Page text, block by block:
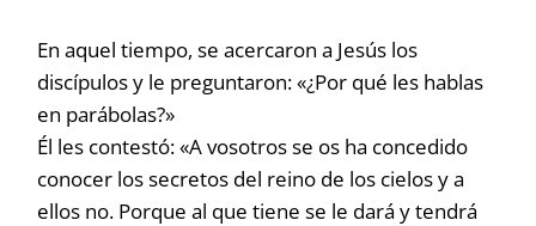
En aquel tiempo, se acercaron a Jesús los
discípulos y le preguntaron: «¿Por qué les hablas
en parábolas?»
Él les contestó: «A vosotros se os ha concedido
conocer los secretos del reino de los cielos y a
ellos no. Porque al que tiene se le dará y tendrá